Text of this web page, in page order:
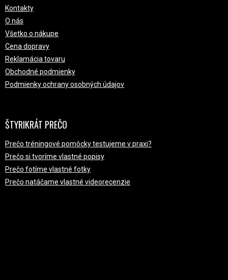
Kontakty
O nás
Všetko o nákupe
Cena dopravy
Reklamácia tovaru
Obchodné podmienky
Podmienky ochrany osobných údajov
ŠTYRIKRÁT PREČO
Prečo tréningové pomôcky testujeme v praxi?
Prečo si tvoríme vlastné popisy
Prečo fotíme vlastné fotky
Prečo natáčame vlastné videorecenzie